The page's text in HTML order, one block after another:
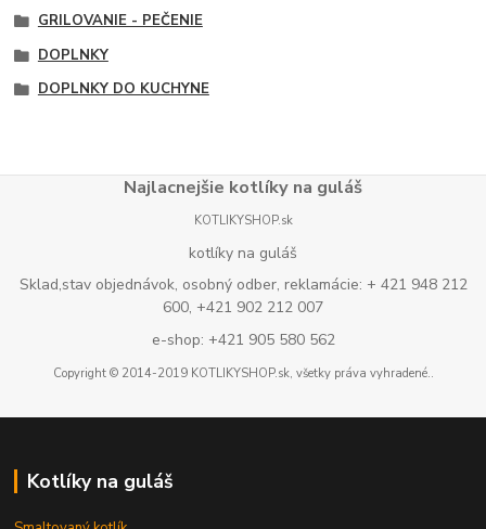
GRILOVANIE - PEČENIE
DOPLNKY
DOPLNKY DO KUCHYNE
Najlacnejšie kotlíky na guláš
KOTLIKYSHOP.sk
kotlíky na guláš
Sklad,stav objednávok, osobný odber, reklamácie: + 421 948 212
600, +421 902 212 007
e-shop: +421 905 580 562
Copyright © 2014-2019 KOTLIKYSHOP.sk, všetky práva vyhradené..
Kotlíky na guláš